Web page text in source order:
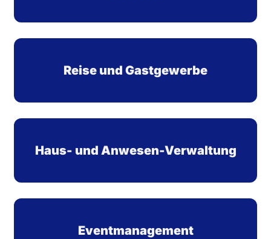
Reise und Gastgewerbe
Haus- und Anwesen-Verwaltung
Eventmanagement